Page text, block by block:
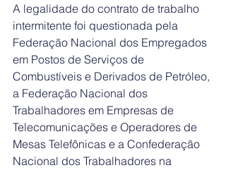
A legalidade do contrato de trabalho
intermitente foi questionada pela
Federação Nacional dos Empregados
em Postos de Serviços de
Combustíveis e Derivados de Petróleo,
a Federação Nacional dos
Trabalhadores em Empresas de
Telecomunicações e Operadores de
Mesas Telefônicas e a Confederação
Nacional dos Trabalhadores na